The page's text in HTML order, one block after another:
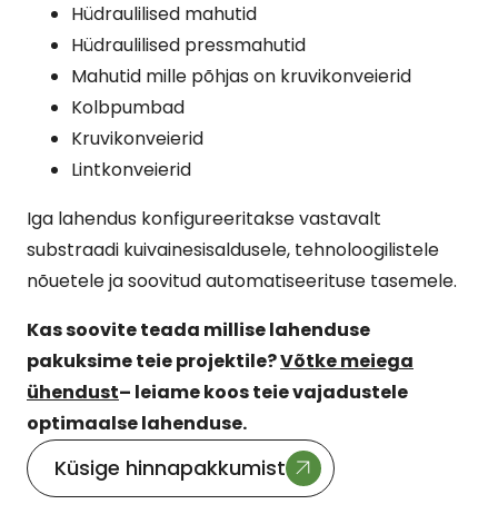
Hüdraulilised mahutid
Hüdraulilised pressmahutid
Mahutid mille põhjas on kruvikonveierid
Kolbpumbad
Kruvikonveierid
Lintkonveierid
Iga lahendus konfigureeritakse vastavalt
substraadi kuivainesisaldusele, tehnoloogilistele
nõuetele ja soovitud automatiseerituse tasemele.
Kas soovite teada millise lahenduse
pakuksime teie projektile?Võtke meiega
ühendust– leiame koos teie vajadustele
optimaalse lahenduse.
Küsige hinnapakkumist